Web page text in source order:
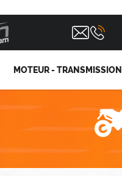
MOTEUR - TRANSMISSION